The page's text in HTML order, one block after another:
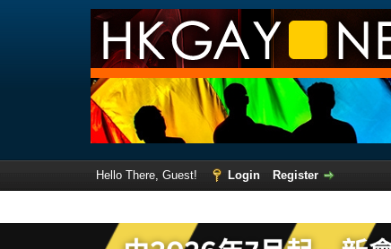
Hello There, Guest! Login
Register